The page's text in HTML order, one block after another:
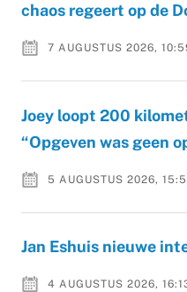
chaos regeert op de
7 AUGUSTUS 2026,
Joey loopt 200
“Opgeven was geen
5 AUGUSTUS 2026,
Jan Eshuis nieuwe
4 AUGUSTUS 2026,